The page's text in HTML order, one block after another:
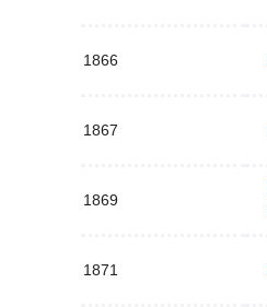
1866
1867
1869
1871